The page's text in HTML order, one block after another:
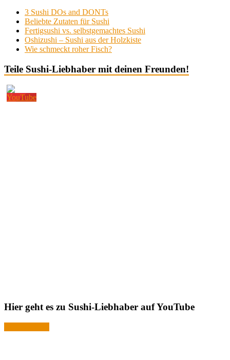
3 Sushi DOs and DONTs
Beliebte Zutaten für Sushi
Fertigsushi vs. selbstgemachtes Sushi
Oshizushi – Sushi aus der Holzkiste
Wie schmeckt roher Fisch?
Teile Sushi-Liebhaber mit deinen Freunden!
Hier geht es zu Sushi-Liebhaber auf YouTube